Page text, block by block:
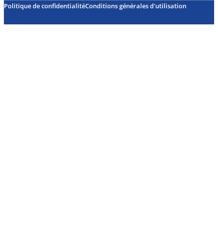
Politique de confidentialitéConditions générales d'utilisation